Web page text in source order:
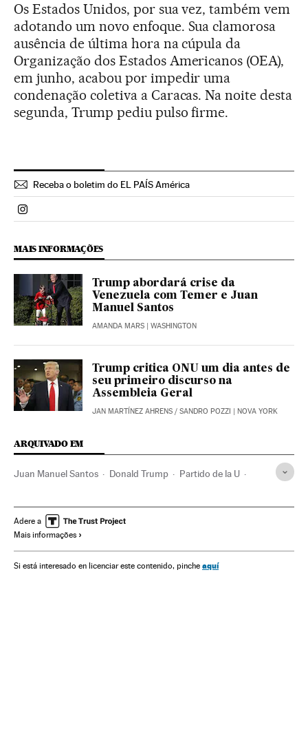
Os Estados Unidos, por sua vez, também vem
adotando um novo enfoque. Sua clamorosa
ausência de última hora na cúpula da
Organização dos Estados Americanos (OEA),
em junho, acabou por impedir uma
condenação coletiva a Caracas. Na noite desta
segunda, Trump pediu pulso firme.
Receba o boletim do EL PAÍS América
Politica El País Brasil en Instagram
MAIS INFORMAÇÕES
Trump abordará crise da
Venezuela com Temer e Juan
Manuel Santos
AMANDA MARS | WASHINGTON
Trump critica ONU um dia antes de
seu primeiro discurso na
Assembleia Geral
JAN MARTÍNEZ AHRENS / SANDRO POZZI | NOVA YORK
ARQUIVADO EM
Juan Manuel Santos Donald Trump Partido de la U
Estados Unidos Presidência Brasil
Partidos políticos
América do Sul América Latina América
Adere a
Mais informações
Si está interesado en licenciar este contenido, pinche aquí